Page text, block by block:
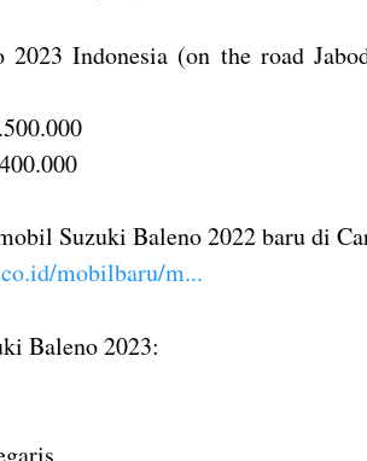
Indonesia (on the road
Suzuki Baleno 2022 baru di
mobilbaru/m...
Baleno 2023: